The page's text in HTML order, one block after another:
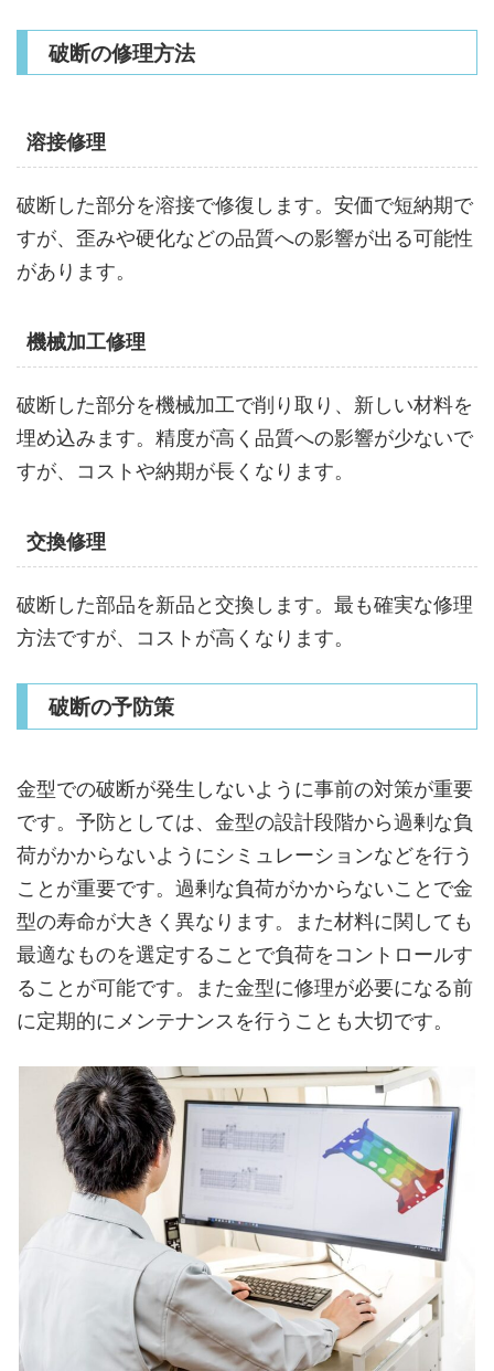
破断の修理方法
溶接修理
破断した部分を溶接で修復します。安価で短納期で
すが、歪みや硬化などの品質への影響が出る可能性
があります。
機械加工修理
破断した部分を機械加工で削り取り、新しい材料を
埋め込みます。精度が高く品質への影響が少ないで
すが、コストや納期が長くなります。
交換修理
破断した部品を新品と交換します。最も確実な修理
方法ですが、コストが高くなります。
破断の予防策
金型での破断が発生しないように事前の対策が重要
です。予防としては、金型の設計段階から過剰な負
荷がかからないようにシミュレーションなどを行う
ことが重要です。過剰な負荷がかからないことで金
型の寿命が大きく異なります。また材料に関しても
最適なものを選定することで負荷をコントロールす
ることが可能です。また金型に修理が必要になる前
に定期的にメンテナンスを行うことも大切です。